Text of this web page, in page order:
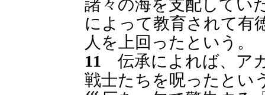
諸々の海を支配してい
によって教育されて有
人を上回ったという。
11 伝承によれば、ア
戦士たちを呪ったとい